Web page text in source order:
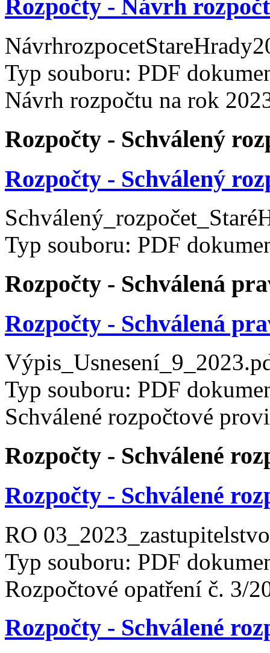
Rozpočty - Návrh
Typ souboru: PDF
Návrh rozpočtu na rok
Rozpočty - Schválený
Rozpočty - Schválený
Typ souboru: PDF
Rozpočty - Schválená
Rozpočty - Schválená
Typ souboru: PDF
Schválené rozpočtové
Rozpočty - Schválené
Rozpočty - Schválené
RO
Typ souboru: PDF
Rozpočtové opatření č. 3/
Rozpočty - Schválené